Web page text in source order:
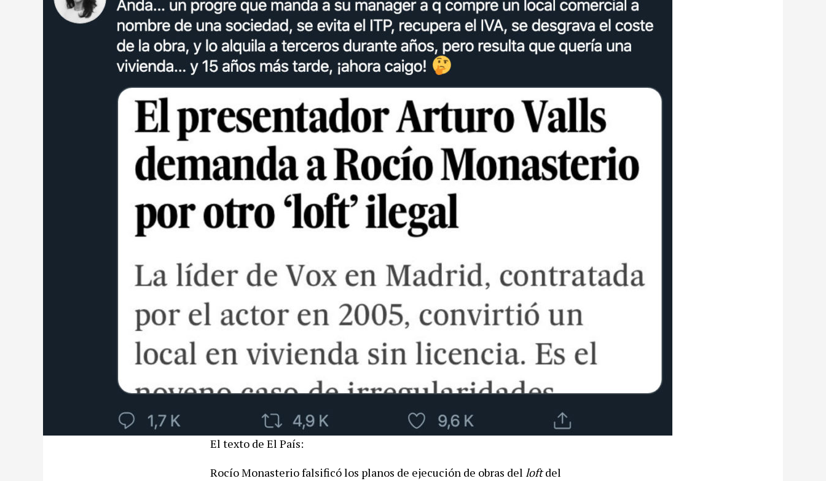
El texto de El País:
Rocío Monasterio falsificó los planos de ejecución de obras del loftdel